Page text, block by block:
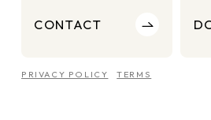
CONTACT
PRIVACY POLICY TERMS